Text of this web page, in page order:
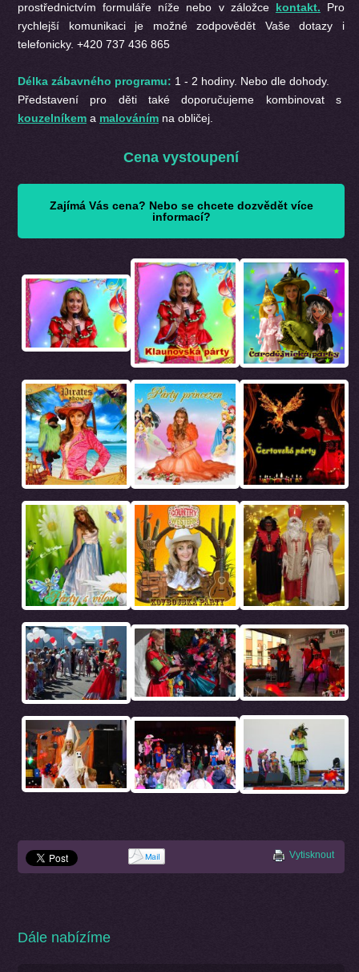
prostřednictvím formuláře níže nebo v záložce kontakt. Pro
rychlejší komunikaci je možné zodpovědět Vaše dotazy i
telefonicky. +420 737 436 865
Délka zábavného programu: 1 - 2 hodiny. Nebo dle dohody.
Představení pro děti také doporučujeme kombinovat s
kouzelníkem a malováním na obličej.
Cena vystoupení
Zajímá Vás cena? Nebo se chcete dozvědět více
informací?
Vytisknout
Dále nabízíme